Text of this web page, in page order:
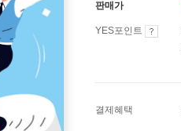
판매가
YES포인트
결제혜택